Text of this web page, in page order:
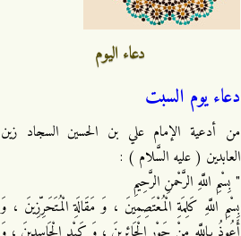
دعاء اليوم
دعاء يوم السبت
من أدعية الإمام علي بن الحسين السجاد زين
العابدين ( عليه السَّلام ) :
" بِسْمِ اللَّهِ الرَّحْمنِ الرَّحِيمِ
بِسْمِ اللَّهِ كَلِمَةِ الْمُعْتَصِمِينَ ، وَ مَقَالَةِ الْمُتَحَرِّزِينَ ، وَ